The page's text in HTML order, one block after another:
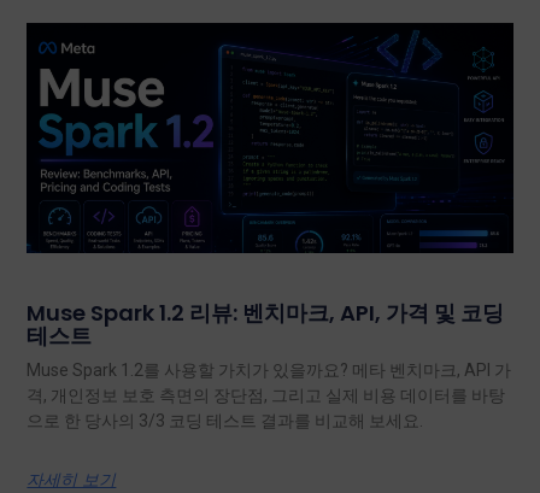
Muse Spark 1.2 리뷰: 벤치마크, API, 가격 및 코딩
테스트
Muse Spark 1.2를 사용할 가치가 있을까요? 메타 벤치마크, API 가
격, 개인정보 보호 측면의 장단점, 그리고 실제 비용 데이터를 바탕
으로 한 당사의 3/3 코딩 테스트 결과를 비교해 보세요.
자세히 보기